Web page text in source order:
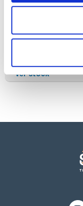
Capacidad
Referencia
SO05350100
Disponibilidad
Ver stock